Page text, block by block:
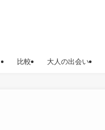
比較 大人の出会い